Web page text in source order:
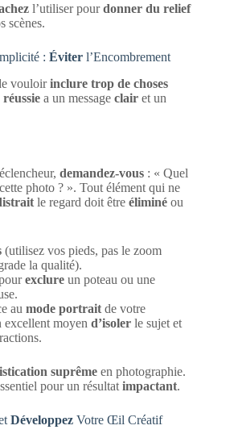
l’utiliser pourdonner du relief
scènes.
: Éviter l’Encombrement
vouloirinclure trop de choses
réussie a un message clair et un
demandez-vous : « Quel
photo ? ». Tout élément qui ne
le regard doit être éliminé ou
(utilisez vos pieds, pas le zoom
la qualité).
exclure un poteau ou une
au mode portrait de votre
excellent moyen d’isoler le sujet et
suprême en photographie.
pour un résultat impactant.
Développez Votre Œil Créatif